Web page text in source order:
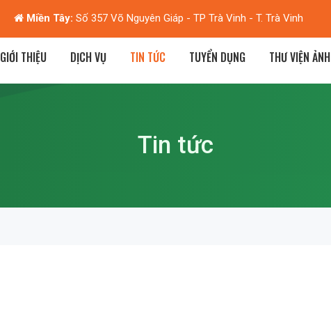
Miền Tây: Số 357 Võ Nguyên Giáp - TP Trà Vinh - T. Trà Vinh
GIỚI THIỆU DỊCH VỤ TIN TỨC TUYỂN DỤNG THƯ VIỆN ẢNH
Tin tức